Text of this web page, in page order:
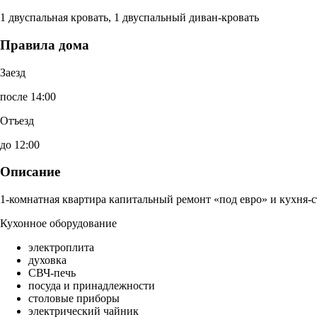
1 двуспальная кровать, 1 двуспальный диван-кровать
Правила дома
Заезд
после 14:00
Отъезд
до 12:00
Описание
1-комнатная квартира капитальный ремонт «под евро» и кухня-
Кухонное оборудование
электроплита
духовка
СВЧ-печь
посуда и принадлежности
столовые приборы
электрический чайник